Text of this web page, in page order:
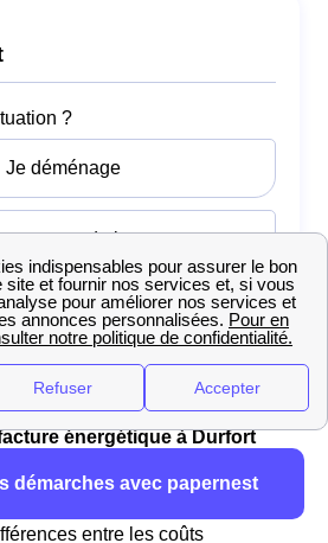
énergétique à Durfort
qui ont une influence sur la
entre les coûts
démarches avec papernest